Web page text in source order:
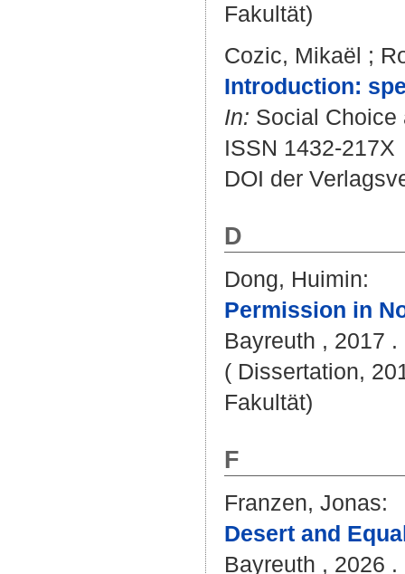
Fakultät)
Cozic, Mikaël ;
Introduction:
In: Social Choice
ISSN 1432-217X
DOI der
D
Dong, Huimin:
Permission in
Bayreuth , 2017
( Dissertation,
Fakultät)
F
Franzen, Jonas:
Desert and
Bayreuth , 2026 .